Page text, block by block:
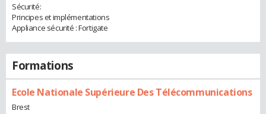
Sécurité:
Principes et implémentations
Appliance sécurité : Fortigate
Formations
Ecole Nationale Supérieure Des Télécommunications
Brest